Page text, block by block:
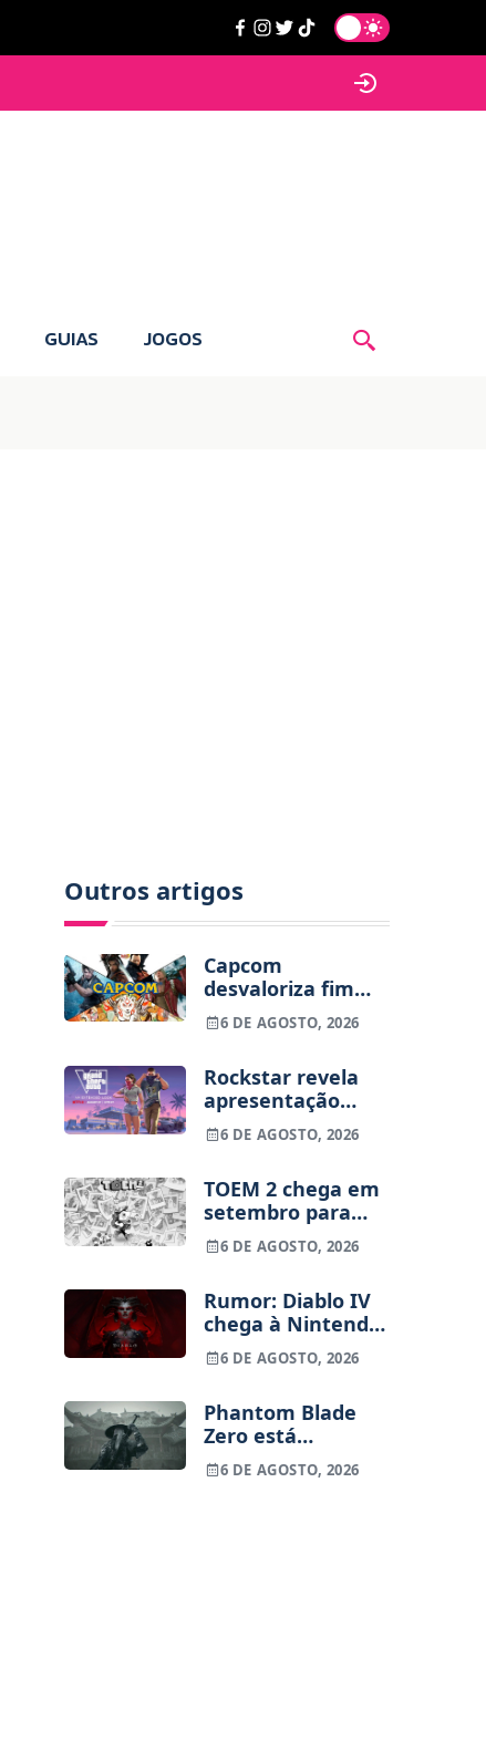
GUIAS JOGOS
Outros artigos
Capcom
desvaloriza fim
dos jogos físicos
na PlayStation
6 DE AGOSTO, 2026
Rockstar revela
apresentação
alargada de GTA
VI para 27 de
6 DE AGOSTO, 2026
TOEM 2 chega em
setembro para
PS5, Switch e PC
6 DE AGOSTO, 2026
Rumor: Diablo IV
chega à Nintendo
Switch 2 em
setembro e vai
um jogo novo
6 DE AGOSTO, 2026
Phantom Blade
Zero está
terminado, pré-
vendas começam
6 DE AGOSTO, 2026